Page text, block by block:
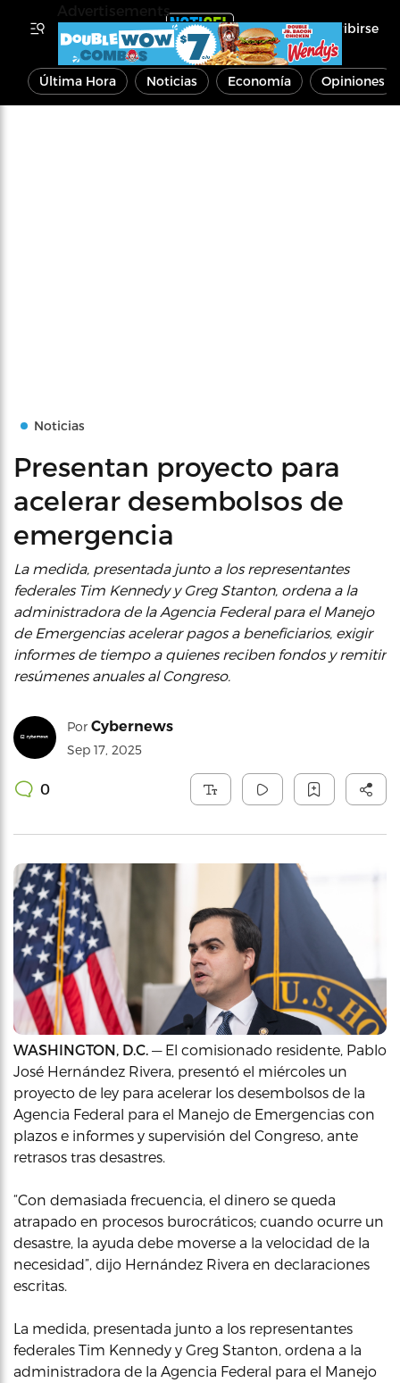
Inscribirse
Última Hora Noticias Economía Opiniones
Noticias
Presentan proyecto para
acelerar desembolsos de
emergencia
La medida, presentada junto a los representantes
federales Tim Kennedy y Greg Stanton, ordena a la
administradora de la Agencia Federal para el Manejo
de Emergencias acelerar pagos a beneficiarios, exigir
informes de tiempo a quienes reciben fondos y remitir
resúmenes anuales al Congreso.
Por Cybernews
Sep 17, 2025
0
WASHINGTON, D.C. — El comisionado residente, Pablo
José Hernández Rivera, presentó el miércoles un
proyecto de ley para acelerar los desembolsos de la
Agencia Federal para el Manejo de Emergencias con
plazos e informes y supervisión del Congreso, ante
retrasos tras desastres.
“Con demasiada frecuencia, el dinero se queda
atrapado en procesos burocráticos; cuando ocurre un
desastre, la ayuda debe moverse a la velocidad de la
necesidad”, dijo Hernández Rivera en declaraciones
escritas.
La medida, presentada junto a los representantes
federales Tim Kennedy y Greg Stanton, ordena a la
administradora de la Agencia Federal para el Manejo
Advertisements